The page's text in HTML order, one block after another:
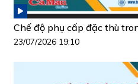
Chế độ phụ cấp đặc thù
23/07/2026 19:10